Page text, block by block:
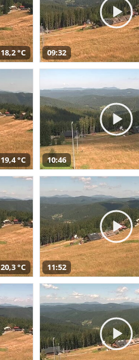
18,2 °C 09:32
19,4 °C 10:46
20,3 °C 11:52